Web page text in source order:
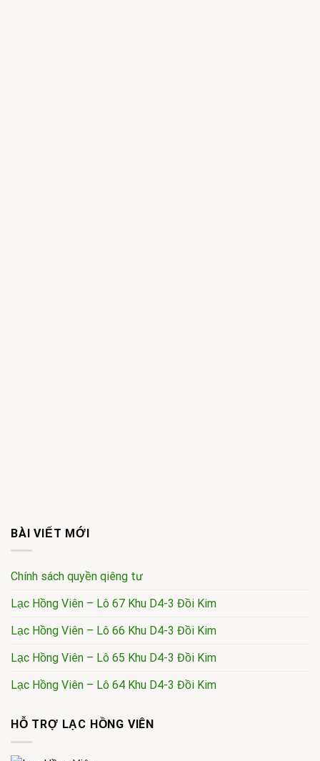
BÀI VIẾT MỚI
Chính sách quyền qiêng tư
Lạc Hồng Viên – Lô 67 Khu D4-3 Đồi Kim
Lạc Hồng Viên – Lô 66 Khu D4-3 Đồi Kim
Lạc Hồng Viên – Lô 65 Khu D4-3 Đồi Kim
Lạc Hồng Viên – Lô 64 Khu D4-3 Đồi Kim
HỖ TRỢ LẠC HỒNG VIÊN